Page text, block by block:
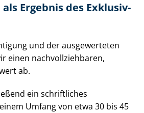
Ergebnis des Ex­klu­siv­
und der ausgewerteten
einen nach­voll­zieh­ba­ren,
ab.
ein schriftliches
Umfang von etwa 30 bis 45